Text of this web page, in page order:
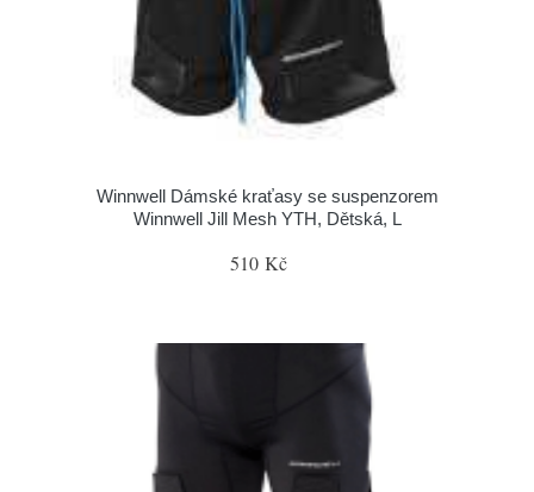
Winnwell Dámské kraťasy se suspenzorem
Winnwell Jill Mesh YTH, Dětská, L
510 Kč